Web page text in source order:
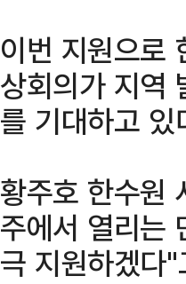
이번 지원으로
상회의가 지역
를 기대하고 있
황주호 한수원
주에서 열리는
극 지원하겠다